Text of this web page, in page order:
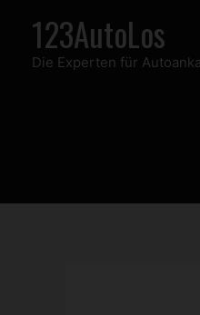
springen
123AutoLos
Die Experten für